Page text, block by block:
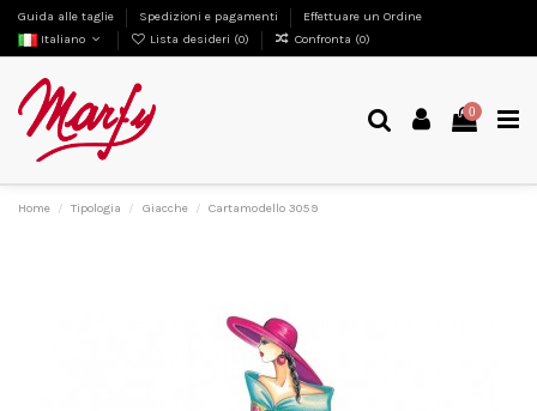
Guida alle taglie Spedizioni e pagamenti
Effettuare un Ordine
Italiano
Lista desideri (0) Confronta (0)
0
Home Tipologia Giacche Cartamodello 3059